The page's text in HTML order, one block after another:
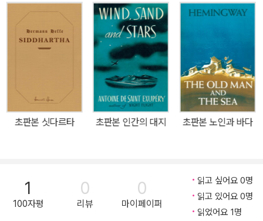
가서 2/33 비행단에 다시 합류했다. 부상과 비행 금지 명령에도 불구
하고 생텍쥐페리는 임무를 계속 수행했다. 1944년 7월 31일 코르시
카 섬 보르고에서 비행에 나섰다가 다시는 돌아오지 못했다.
입대해 조종사 훈련을 받고 1926년에 프랑스 항공사에 입사한다. 19
29년에 아르헨티나 야간 항로 개발에 참여하게 된 그는 당시의 경험
을 통대로 이 작품을 탄생시켰다. 상업 항공이 탄생한 1920년대는 교
통과 통신 수단이 발전하고 도시화와 개발이 이어졌으며, 인쇄술과
영화를 통한 이미지의 보급이 비약적으로 확대되기 시작했다. 그러한
기술의 발달은 개인의 지각을 변화시켰고, 문명은 현대화를 향해 열
려 있었다. 초월이나 극복에 대한 생각이 삶의 모든 분야에서 실체화
되기 시작하면서 사회적 측면에서는 전통적 가치들의 전복이 일어났
나 극복의 모습은 이러한 사회의 변화와 결코 무관하지 않다. 생텍쥐
페리는 툴루즈에서 근무할 당시 직장 상사였던 디디에 도라를 모델로
해서 이 작품의 리비에르라는 인물을 창조해 냈다. 그는 강한 책임감
초판본 싯다르타 초판본 인간의 대지 초판본 노인과 바다
1
100자평
0
리뷰
0
마이페이퍼
읽고 싶어요 0명
읽고 있어요 0명
읽었어요 1명